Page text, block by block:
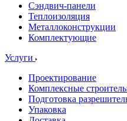
Сэндвич-панели
Теплоизоляция
Металлоконструкции
Комплектующие
Услуги
Проектирование
Комплексные
Подготовка
Упаковка